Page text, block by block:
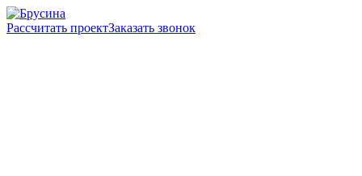
Рассчитать проектЗаказать звонок